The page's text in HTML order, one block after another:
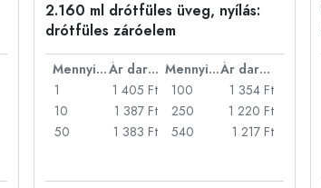
2.160 ml drótfüles üveg, nyílás:
drótfüles záróelem
Mennyiség Ár darabonként Mennyiség
Ár darabonként
1
1 405 Ft
10
1 387 Ft
50
1 383 Ft
100
1 354 Ft
250
1 220 Ft
540
1 217 Ft